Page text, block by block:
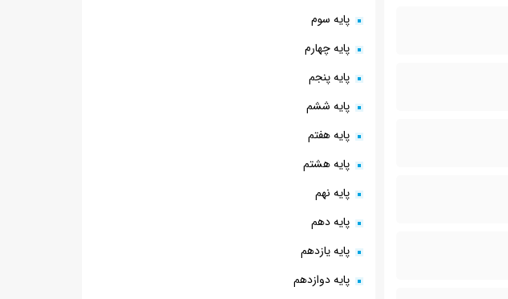
پایه سوم
پایه چهارم
پایه پنجم
پایه ششم
پایه هفتم
پایه هشتم
پایه نهم
پایه دهم
پایه یازدهم
پایه دوازدهم